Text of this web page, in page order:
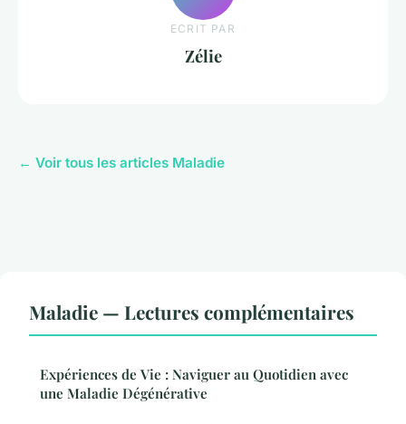
ECRIT PAR
Zélie
← Voir tous les articles Maladie
Maladie — Lectures complémentaires
Expériences de Vie : Naviguer au Quotidien avec
une Maladie Dégénérative